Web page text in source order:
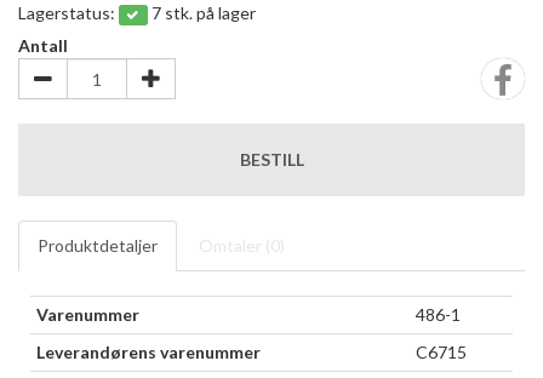
Lagerstatus:
7 stk. på lager
Antall
BESTILL
Produktdetaljer Omtaler (0)
Varenummer
486-1
Leverandørens varenummer
C6715